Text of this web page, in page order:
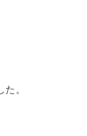
。